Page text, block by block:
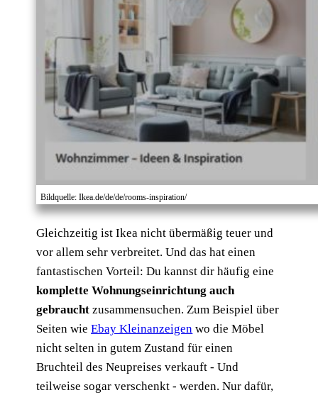
Bildquelle: Ikea.de/de/de/rooms-inspiration/
Gleichzeitig ist Ikea nicht übermäßig teuer und
vor allem sehr verbreitet. Und das hat einen
fantastischen Vorteil: Du kannst dir häufig eine
komplette Wohnungseinrichtung auch
gebraucht zusammensuchen. Zum Beispiel über
Seiten wieEbay Kleinanzeigen wo die Möbel
nicht selten in gutem Zustand für einen
Bruchteil des Neupreises verkauft - Und
teilweise sogar verschenkt - werden. Nur dafür,